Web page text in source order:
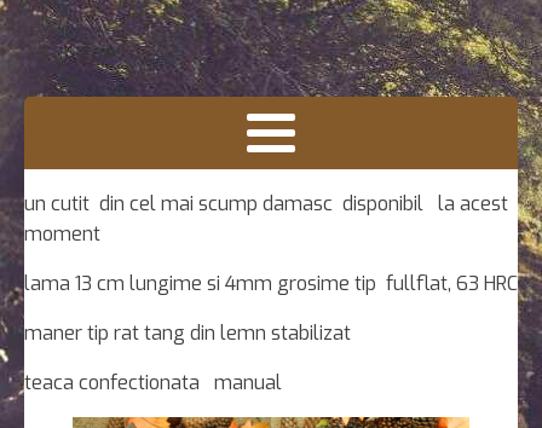
un cutit din cel mai scump damasc disponibil la acest
moment
lama 13 cm lungime si 4mm grosime tip fullflat, 63 HRC
maner tip rat tang din lemn stabilizat
teaca confectionata manual